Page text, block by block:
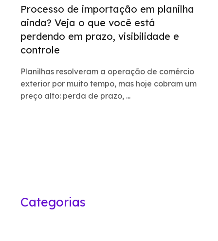
Processo de importação em planilha
ainda? Veja o que você está
perdendo em prazo, visibilidade e
controle
Planilhas resolveram a operação de comércio
exterior por muito tempo, mas hoje cobram um
preço alto: perda de prazo, ...
Categorias